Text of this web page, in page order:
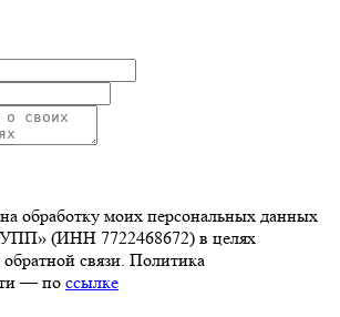
обработку моих персональных данных
(ИНН 7722468672) в целях
связи. Политика
— по ссылке